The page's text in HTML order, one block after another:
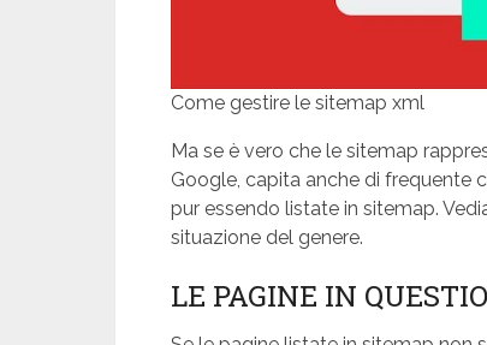
Come gestire le sitemap xml
Ma se è vero che le sitemap
Google, capita anche di frequente
pur essendo listate in sitemap.
situazione del genere.
LE PAGINE IN